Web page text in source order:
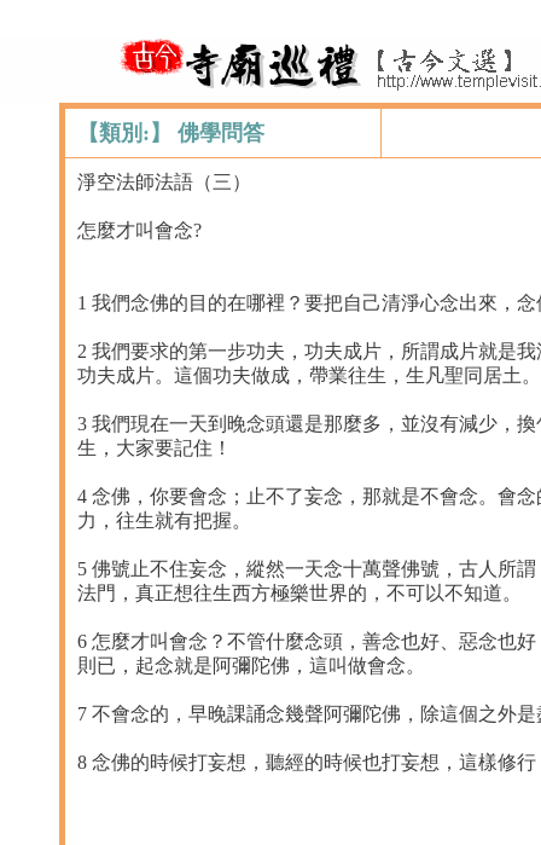
【類別:】 佛學問答
淨空法師法語（三）
怎麼才叫會念?
1 我們念佛的目的在哪裡？要把自己清淨心念出來，
2 我們要求的第一步功夫，功夫成片，所謂成片就是
功夫成片。這個功夫做成，帶業往生，生凡聖同居土。
3 我們現在一天到晚念頭還是那麼多，並沒有減少，
生，大家要記住！
4 念佛，你要會念；止不了妄念，那就是不會念。會
力，往生就有把握。
5 佛號止不住妄念，縱然一天念十萬聲佛號，古人所
法門，真正想往生西方極樂世界的，不可以不知道。
6 怎麼才叫會念？不管什麼念頭，善念也好、惡念也
則已，起念就是阿彌陀佛，這叫做會念。
7 不會念的，早晚課誦念幾聲阿彌陀佛，除這個之外
8 念佛的時候打妄想，聽經的時候也打妄想，這樣修